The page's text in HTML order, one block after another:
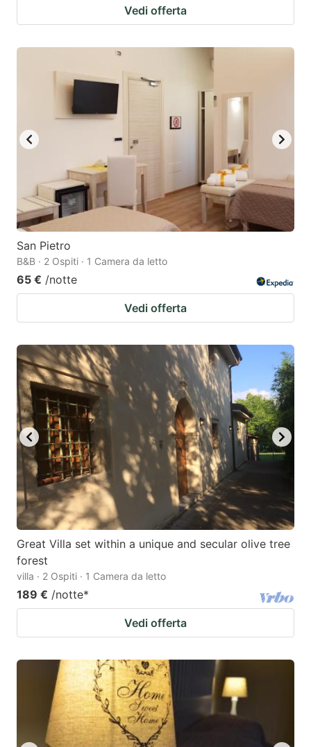
Vedi offerta
San Pietro
B&B · 2 Ospiti · 1 Camera da letto
65 € /notte
Vedi offerta
Great Villa set within a unique and secular olive tree
forest
villa · 2 Ospiti · 1 Camera da letto
189 € /notte*
Vedi offerta